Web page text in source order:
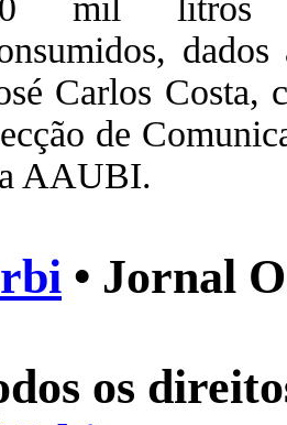
mil litros
dados
Carlos Costa,
de
AAUBI.
• Jornal
os